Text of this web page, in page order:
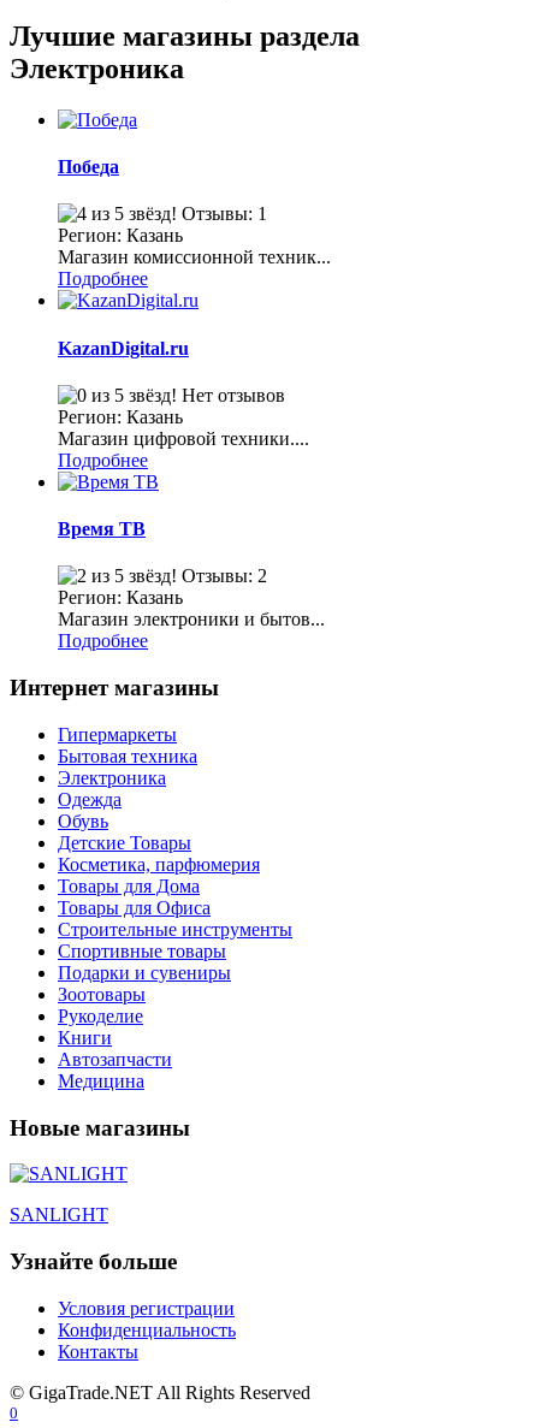
Лучшие магазины раздела
Электроника
Победа
Отзывы: 1
Регион: Казань
Магазин комиссионной техник...
Подробнее
KazanDigital.ru
Нет отзывов
Регион: Казань
Магазин цифровой техники....
Подробнее
Время ТВ
Отзывы: 2
Регион: Казань
Магазин электроники и бытов...
Подробнее
Интернет магазины
Гипермаркеты
Бытовая техника
Электроника
Одежда
Обувь
Детские Товары
Косметика, парфюмерия
Товары для Дома
Товары для Офиса
Строительные инструменты
Спортивные товары
Подарки и сувениры
Зоотовары
Рукоделие
Книги
Автозапчасти
Медицина
Новые магазины
SANLIGHT
Узнайте больше
Условия регистрации
Конфиденциальность
Контакты
© GigaTrade.NET All Rights Reserved
0